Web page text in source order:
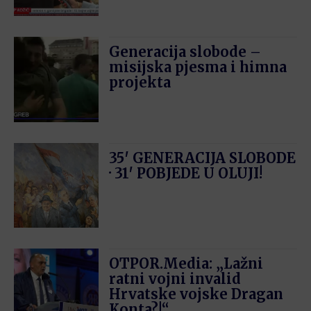
Generacija slobode –
misijska pjesma i himna
projekta
35′ GENERACIJA SLOBODE
· 31′ POBJEDE U OLUJI!
OTPOR.Media: „Lažni
ratni vojni invalid
Hrvatske vojske Dragan